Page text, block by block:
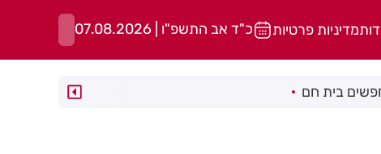
מדיניות פרטיות כ"ד אב התשפ"ו | 07.08.2026
בית חם